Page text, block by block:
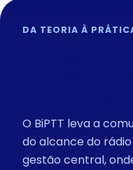
DA TEORIA À
O BiPTT leva a
do alcance do
gestão central,